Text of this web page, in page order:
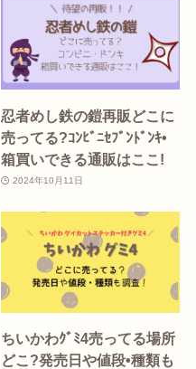
忍者めし鉄の鎧再販どこに
売ってる?ｺﾝﾋﾞﾆｾﾌﾞﾝﾄﾞﾝｷ•
箱買いできる通販はここ!
2024年10月11日
ちいかわｸﾞﾐ4売ってる場所
どこ?発売日や値段•種類も